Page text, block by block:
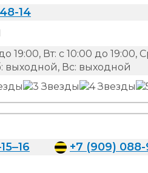
14
19:00, Вт: с 10:00 до 19:00,
выходной, Вс: выходной
+7 (909)